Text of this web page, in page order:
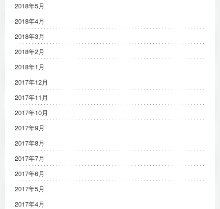
2018年5月
2018年4月
2018年3月
2018年2月
2018年1月
2017年12月
2017年11月
2017年10月
2017年9月
2017年8月
2017年7月
2017年6月
2017年5月
2017年4月